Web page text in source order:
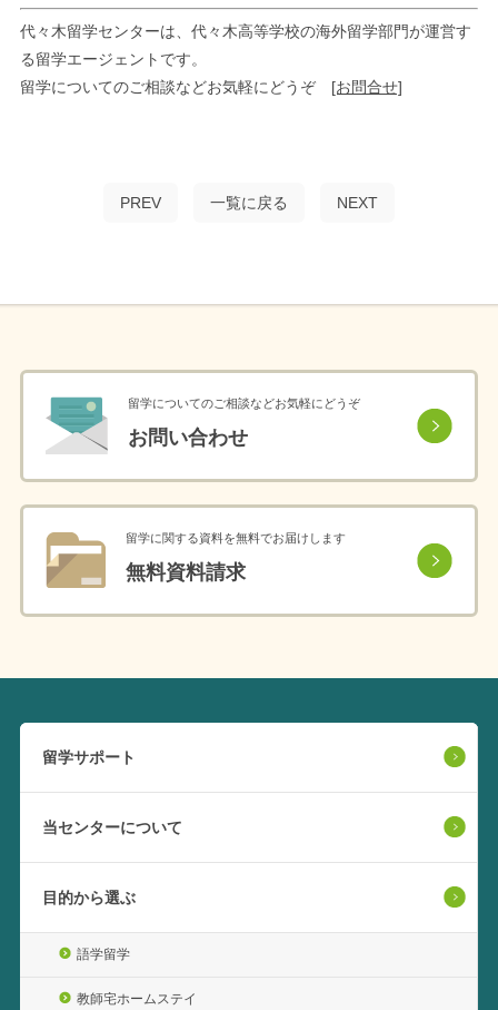
代々木留学センターは、代々木高等学校の海外留学部門が運営す
る留学エージェントです。
留学についてのご相談などお気軽にどうぞ [お問合せ]
PREV 一覧に戻る NEXT
留学についてのご相談などお気軽にどうぞ
お問い合わせ
留学に関する資料を無料でお届けします
無料資料請求
留学サポート
当センターについて
目的から選ぶ
語学留学
教師宅ホームステイ